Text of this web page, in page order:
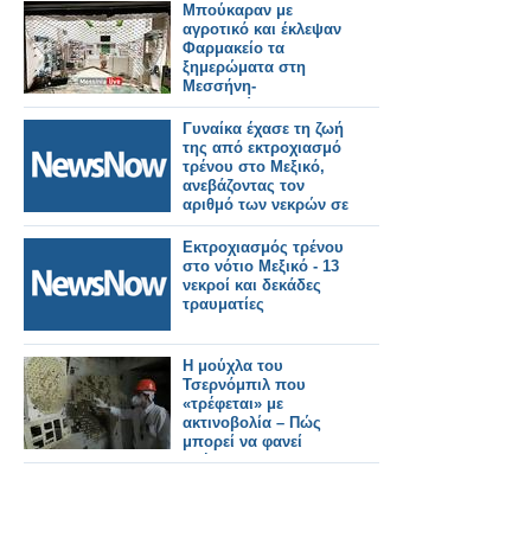
Μπούκαραν με
αγροτικό και έκλεψαν
Φαρμακείο τα
ξημερώματα στη
Μεσσήνη-
Αναζητούνται οι
δράστες (pics)
Γυναίκα έχασε τη ζωή
της από εκτροχιασμό
τρένου στο Μεξικό,
ανεβάζοντας τον
αριθμό των νεκρών σε
14
Εκτροχιασμός τρένου
στο νότιο Μεξικό - 13
νεκροί και δεκάδες
τραυματίες
Η μούχλα του
Τσερνόμπιλ που
«τρέφεται» με
ακτινοβολία – Πώς
μπορεί να φανεί
χρήσιμη